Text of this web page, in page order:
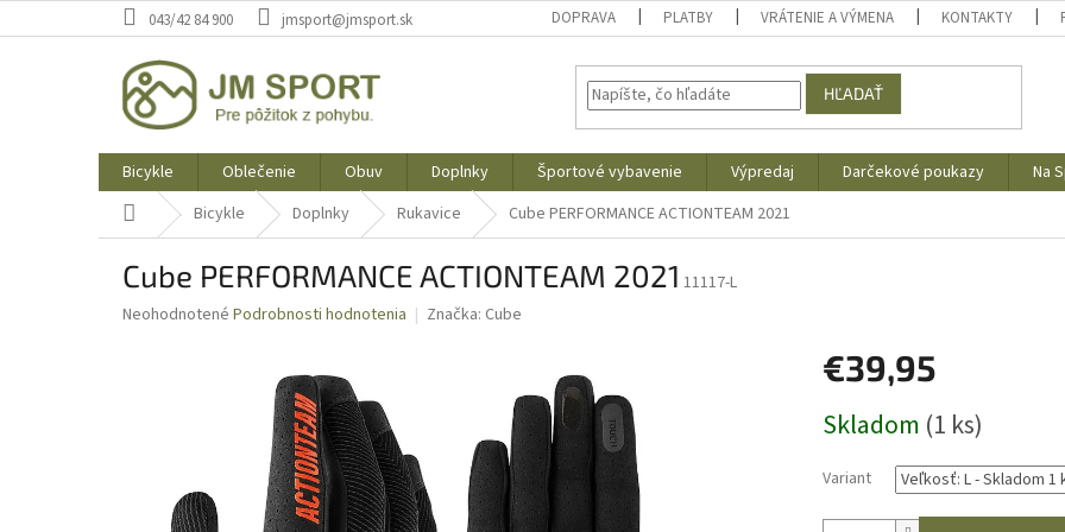
na
043/42 84 900 jmsport@jmsport.sk DOPRAVA PLATBY VRÁTENIE A VÝMENA KONTAKTY
HĽADAŤ
Bicykle Oblečenie Obuv Doplnky Športové vybavenie Výpredaj Darčekové poukazy Na
DomovBicykle Doplnky Rukavice Cube PERFORMANCE ACTIONTEAM 2021
Cube PERFORMANCE ACTIONTEAM 2021 11117-L
Priemerné
Neohodnotené Podrobnosti hodnotenia Značka: Cube
€39,95
cena:
Skladom (1 ks)
Variant